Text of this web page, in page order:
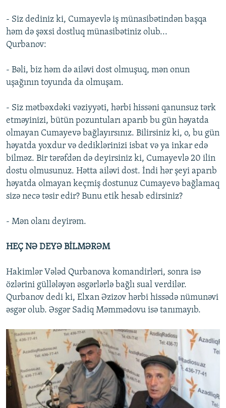
- Siz dediniz ki, Cumayevlə iş münasibətindən başqa
həm də şəxsi dostluq münasibətiniz olub...
Qurbanov:
- Bəli, biz həm də ailəvi dost olmuşuq, mən onun
uşağının toyunda da olmuşam.
- Siz mətbəxdəki vəziyyəti, hərbi hissəni qanunsuz tərk
etməyinizi, bütün pozuntuları aparıb bu gün həyatda
olmayan Cumayevə bağlayırsınız. Bilirsiniz ki, o, bu gün
həyatda yoxdur və dediklərinizi isbat və ya inkar edə
bilməz. Bir tərəfdən də deyirsiniz ki, Cumayevlə 20 ilin
dostu olmusunuz. Hətta ailəvi dost. İndi hər şeyi aparıb
həyatda olmayan keçmiş dostunuz Cumayevə bağlamaq
sizə necə təsir edir? Bunu etik hesab edirsiniz?
- Mən olanı deyirəm.
HEÇ NƏ DEYƏ BİLMƏRƏM
Hakimlər Vələd Qurbanova komandirləri, sonra isə
özlərini güllələyən əsgərlərlə bağlı sual verdilər.
Qurbanov dedi ki, Elxan Əzizov hərbi hissədə nümunəvi
əsgər olub. Əsgər Sadiq Məmmədovu isə tanımayıb.